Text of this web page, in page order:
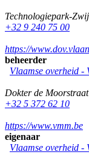
Technologiepark-
+32 9 240 75 00
https://
beheerder
Vlaamse overheid -
Dokter de
+32 5 372 62 10
https://www.vmm.be
eigenaar
Vlaamse overheid -